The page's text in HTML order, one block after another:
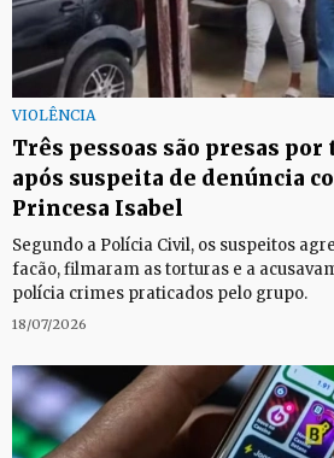
VIOLÊNCIA
Três pessoas são presas
após suspeita de denúncia
Princesa Isabel
Segundo a Polícia Civil, os suspeitos
facão, filmaram as torturas e a
polícia crimes praticados pelo grupo.
18/07/2026